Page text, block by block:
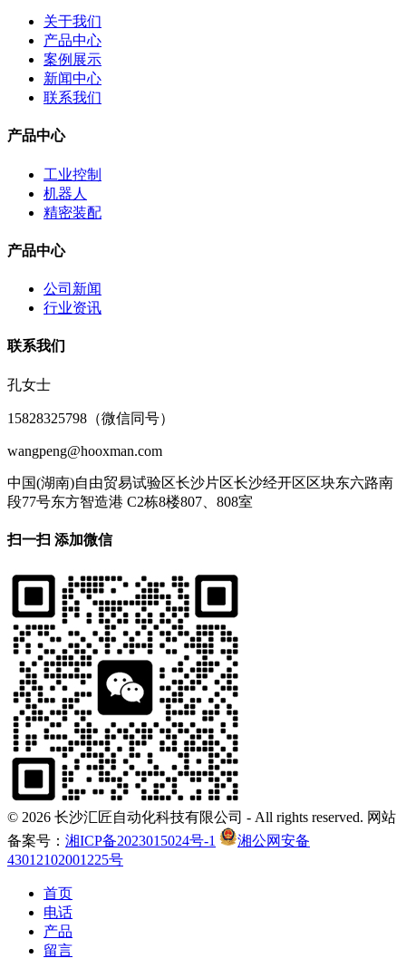
关于我们
产品中心
案例展示
新闻中心
联系我们
产品中心
工业控制
机器人
精密装配
产品中心
公司新闻
行业资讯
联系我们
孔女士
15828325798（微信同号）
wangpeng@hooxman.com
中国(湖南)自由贸易试验区长沙片区长沙经开区区块东六路南
段77号东方智造港 C2栋8楼807、808室
扫一扫 添加微信
© 2026 长沙汇匠自动化科技有限公司 - All rights reserved. 网站
备案号： 湘ICP备2023015024号-1
湘公网安备
43012102001225号
首页
电话
产品
留言